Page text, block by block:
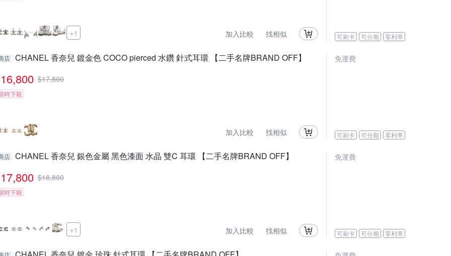
+1 加入比較 找相似 可刷卡 可分期 零利率
店 CHANEL 香奈兒 鍍金色 COCO pierced 水鑽 針式耳環 【二手名牌BRAND OFF】
16,800 $17,800
時下殺
加入比較 找相似
免運費
可刷卡 可分期 零利率
店 CHANEL 香奈兒 銀色金屬 黑色漆面 水晶 雙C 耳環 【二手名牌BRAND OFF】
17,800 $18,800
時下殺
+1 加入比較 找相似
免運費
可刷卡 可分期 零利率